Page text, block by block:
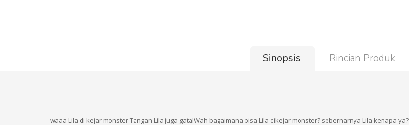
Sinopsis Rincian Produk
waaa Lila di kejar monster Tangan Lila juga gatalWah bagaimana bisa Lila dikejar monster? sebernarnya Lila kenapa ya?